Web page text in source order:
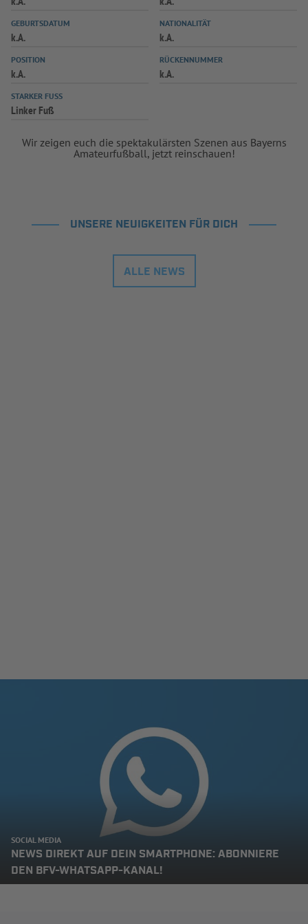
SPIELPLUS
GEBURTSDATUM
k.A.
NATIONALITÄT
k.A.
POSITION
k.A.
RÜCKENNUMMER
k.A.
STARKER FUSS
Linker Fuß
Wir zeigen euch die spektakulärsten Szenen aus Bayerns
Amateurfußball, jetzt reinschauen!
UNSERE NEUIGKEITEN FÜR DICH
ALLE NEWS
SOCIAL MEDIA
NEWS DIREKT AUF DEIN SMARTPHONE: ABONNIERE
DEN BFV-WHATSAPP-KANAL!